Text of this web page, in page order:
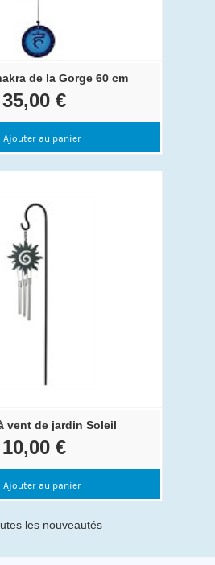
de la Gorge 60 cm
35,00 €
Ajouter au panier
vent de jardin Soleil
10,00 €
Ajouter au panier
les nouveautés